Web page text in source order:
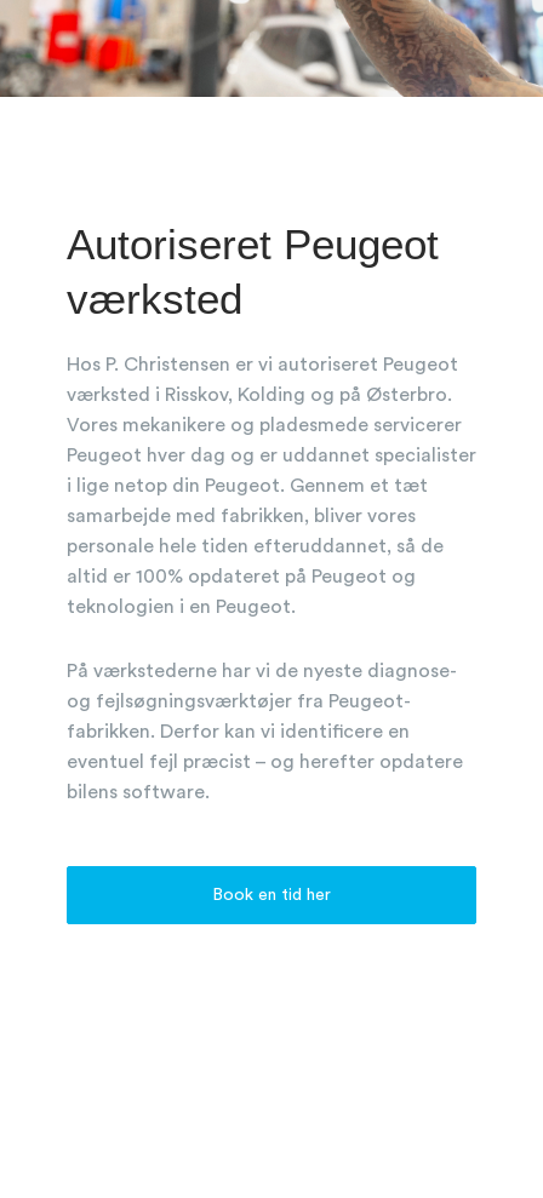
Autoriseret Peugeot
værksted
Hos P. Christensen er vi autoriseret Peugeot
værksted i Risskov, Kolding og på Østerbro.
Vores mekanikere og pladesmede servicerer
Peugeot hver dag og er uddannet specialister
i lige netop din Peugeot. Gennem et tæt
samarbejde med fabrikken, bliver vores
personale hele tiden efteruddannet, så de
altid er 100% opdateret på Peugeot og
teknologien i en Peugeot.
På værkstederne har vi de nyeste diagnose-
og fejlsøgningsværktøjer fra Peugeot-
fabrikken. Derfor kan vi identificere en
eventuel fejl præcist – og herefter opdatere
bilens software.
Book en tid her